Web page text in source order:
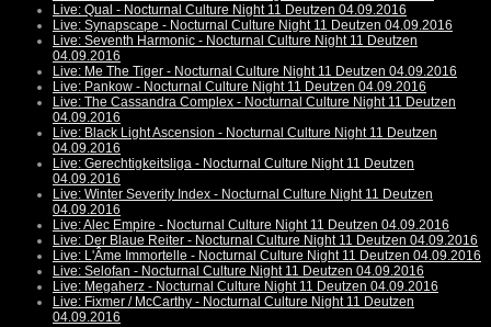
Live: Qual - Nocturnal Culture Night 11 Deutzen 04.09.2016
Live: Synapscape - Nocturnal Culture Night 11 Deutzen 04.09.2016
Live: Seventh Harmonic - Nocturnal Culture Night 11 Deutzen
04.09.2016
Live: Me The Tiger - Nocturnal Culture Night 11 Deutzen 04.09.2016
Live: Pankow - Nocturnal Culture Night 11 Deutzen 04.09.2016
Live: The Cassandra Complex - Nocturnal Culture Night 11 Deutzen
04.09.2016
Live: Black Light Ascension - Nocturnal Culture Night 11 Deutzen
04.09.2016
Live: Gerechtigkeitsliga - Nocturnal Culture Night 11 Deutzen
04.09.2016
Live: Winter Severity Index - Nocturnal Culture Night 11 Deutzen
04.09.2016
Live: Alec Empire - Nocturnal Culture Night 11 Deutzen 04.09.2016
Live: Der Blaue Reiter - Nocturnal Culture Night 11 Deutzen 04.09.2016
Live: L'Âme Immortelle - Nocturnal Culture Night 11 Deutzen 04.09.2016
Live: Selofan - Nocturnal Culture Night 11 Deutzen 04.09.2016
Live: Megaherz - Nocturnal Culture Night 11 Deutzen 04.09.2016
Live: Fixmer / McCarthy - Nocturnal Culture Night 11 Deutzen
04.09.2016